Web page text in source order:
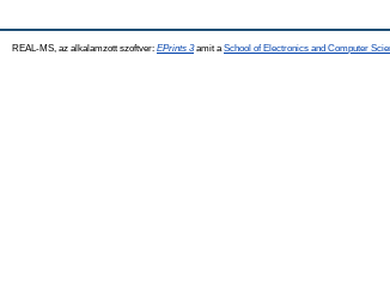
REAL-MS, az alkalamzott szoftver: EPrints 3amit a School of Electronics and Computer